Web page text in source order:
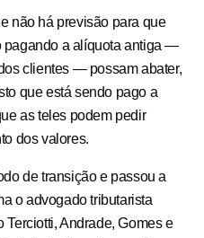
não há previsão para que
pagando a alíquota antiga —
clientes — possam abater,
que está sendo pago a
as teles podem pedir
dos valores.
de transição e passou a
o advogado tributarista
Terciotti, Andrade, Gomes e